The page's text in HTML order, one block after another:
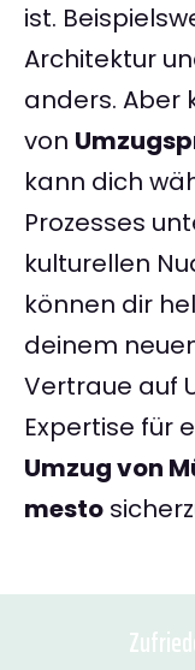
ist.
Architektur
anders. Aber
von
kann dich
Prozesses
kulturellen
können dir
deinem
Vertraue auf
Expertise für
Umzug von
mesto